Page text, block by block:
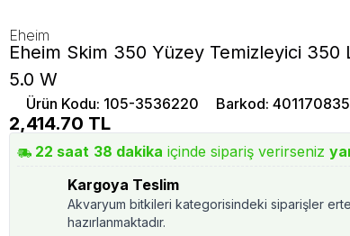
Eheim
Eheim Skim 350 Yüzey Temizleyici 350
5.0 W
Ürün Kodu: 105-3536220 Barkod:
2,414.70 TL
22 saat 38 dakika içinde sipariş verirseniz
Kargoya Teslim
Akvaryum bitkileri kategorisindeki siparişler
hazırlanmaktadır.